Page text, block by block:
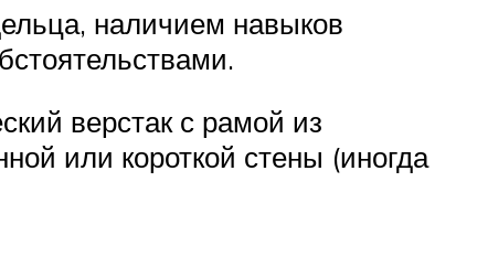
наличием навыков
верстак с рамой из
или короткой стены (иногда